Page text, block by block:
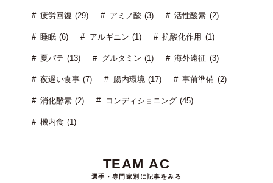
疲労回復 (29) アミノ酸 (3) 活性酸素 (2)
睡眠 (6) アルギニン (1) 抗酸化作用 (1)
夏バテ (13) グルタミン (1) 海外遠征 (3)
夜遅い食事 (7) 腸内環境 (17) 事前準備 (2)
消化酵素 (2) コンディショニング (45)
機内食 (1)
TEAM AC
選手・専門家別に記事をみる